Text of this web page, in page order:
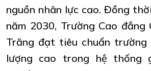
nguồn nhân lực cao. Đồng
năm 2030, Trường Cao đẳng
Trăng đạt tiêu chuẩn trường
lượng cao trong hệ thống